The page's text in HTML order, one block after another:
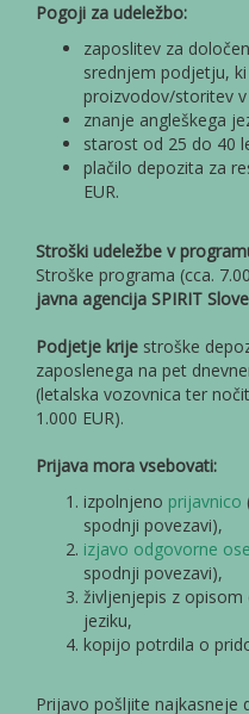
Pogoji za udeležbo:
zaposlitev za
srednjem podjetju,
proizvodov/storitev
znanje angleškega
starost od 25 do 40
plačilo depozita za
EUR.
Stroški udeležbe v
Stroške programa (cca.
javna agencija SPIRIT
Podjetje krije stroške
zaposlenega na pet
(letalska vozovnica ter
1.000 EUR).
Prijava mora vsebovati:
izpolnjeno prijavnico
spodnji povezavi),
izjavo odgovorne
spodnji povezavi),
življenjepis z opisom
jeziku,
kopijo potrdila o
Prijavo pošljite najkasneje